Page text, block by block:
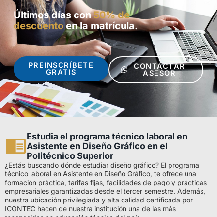
Últimos días con50% de
descuentoen la matrícula.
PREINSCRÍBETE
GRATIS
CONTACTAR
ASESOR
Estudia el programa técnico laboral en
Asistente en Diseño Gráfico en el
Politécnico Superior
¿Estás buscando dónde estudiar diseño gráfico? El programa
técnico laboral en Asistente en Diseño Gráfico, te ofrece una
formación práctica, tarifas fijas, facilidades de pago y prácticas
empresariales garantizadas desde el tercer semestre. Además,
nuestra ubicación privilegiada y alta calidad certificada por
ICONTEC hacen de nuestra institución una de las más